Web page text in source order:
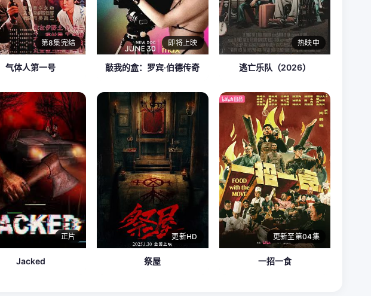
第8集完结
气体人第一号
即将上映
敲我的盒：罗宾·伯德传奇
热映中
逃亡乐队（2026）
正片
Jacked
更新HD
祭屋
更新至第04集
一招一食